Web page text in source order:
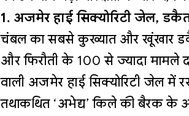
1. अजमेर हाई सिक्योरिटी जेल,
चंबल का सबसे कुख्यात और खूंखार
और फिरौती के 100 से ज्यादा मामले
वाली अजमेर हाई सिक्योरिटी जेल में
तथाकथित ‘अभेद्य’ किले की बैरक के